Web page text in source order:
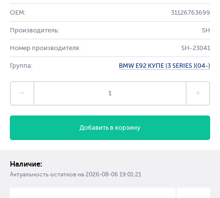
OEM: 31126763699
Производитель: SH
Номер производителя: SH-23041
Группа: BMW E92 КУПЕ (3 SERIES )(04-)
Добавить в корзину
Наличие:
Актуальность остатков на 2026-08-06 19:01:21